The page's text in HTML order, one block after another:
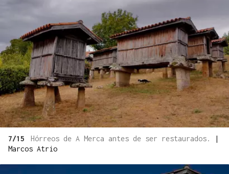
7/15 Hórreos de A Merca antes de ser restaurados.
|
Marcos Atrio